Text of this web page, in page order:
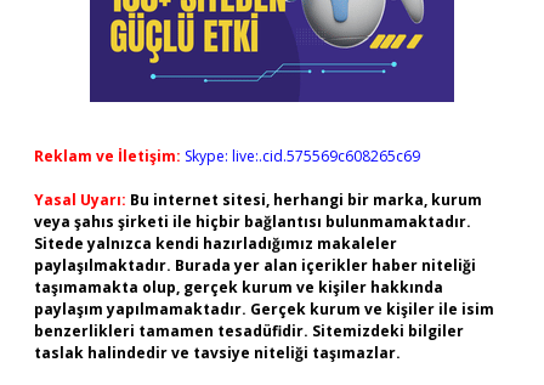
Reklam ve İletişim: Skype: live:.cid.575569c608265c69
Yasal Uyarı: Bu internet sitesi, herhangi bir marka, kurum
veya şahıs şirketi ile hiçbir bağlantısı bulunmamaktadır.
Sitede yalnızca kendi hazırladığımız makaleler
paylaşılmaktadır. Burada yer alan içerikler haber niteliği
taşımamakta olup, gerçek kurum ve kişiler hakkında
paylaşım yapılmamaktadır. Gerçek kurum ve kişiler ile isim
benzerlikleri tamamen tesadüfidir. Sitemizdeki bilgiler
taslak halindedir ve tavsiye niteliği taşımazlar.